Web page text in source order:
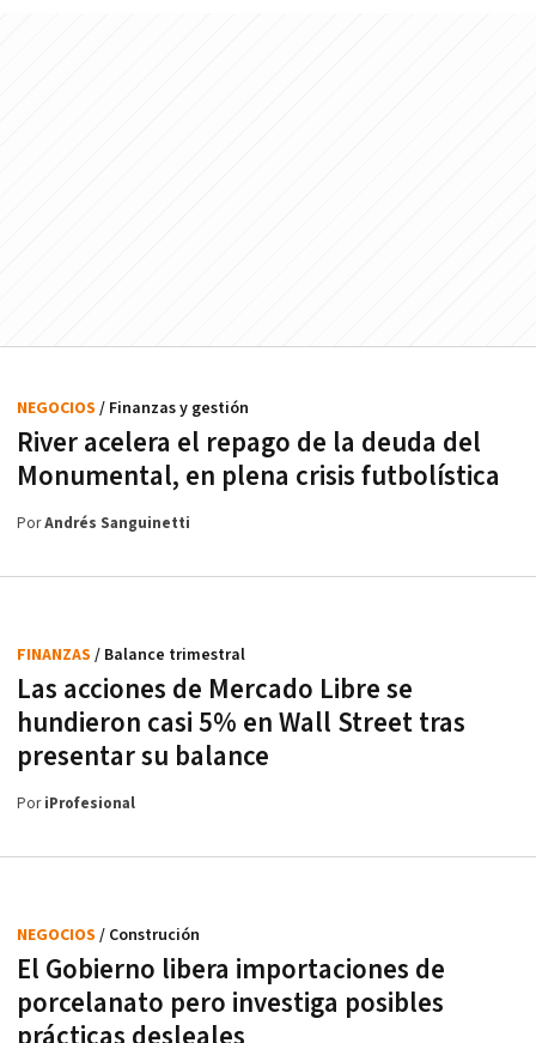
River acelera el repago de la deuda del
Monumental, en plena crisis futbolística
NEGOCIOS / Finanzas y gestión
PorAndrés Sanguinetti
Las acciones de Mercado Libre se
hundieron casi 5% en Wall Street tras
presentar su balance
FINANZAS / Balance trimestral
PoriProfesional
El Gobierno libera importaciones de
porcelanato pero investiga posibles
NEGOCIOS / Construción